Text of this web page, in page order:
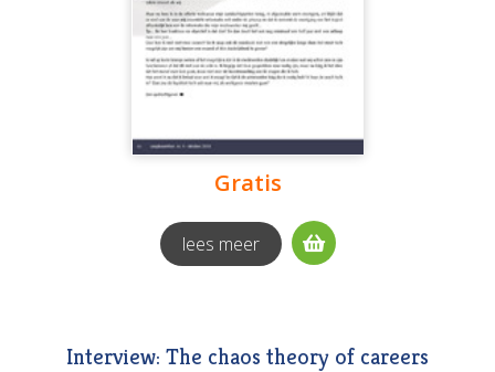
Gratis
lees meer
Interview: The chaos theory of careers